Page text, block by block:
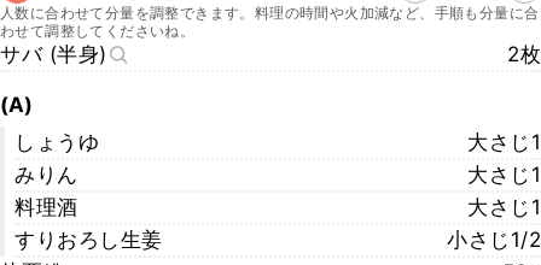
人数に合わせて分量を調整できます。料理の時間や火加減など、手順も分量に合
わせて調整してくださいね。
サバ (半身) 2枚
(A)
しょうゆ
大さじ1
みりん
大さじ1
料理酒
大さじ1
すりおろし生姜
小さじ1/2